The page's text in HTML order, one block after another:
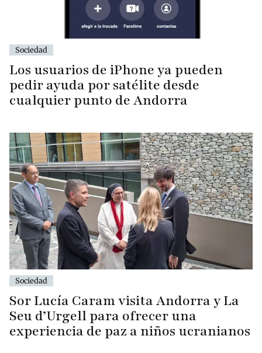
Sociedad
Los usuarios de iPhone ya pueden
pedir ayuda por satélite desde
cualquier punto de Andorra
Sociedad
Sor Lucía Caram visita Andorra y La
Seu d’Urgell para ofrecer una
experiencia de paz a niños ucranianos